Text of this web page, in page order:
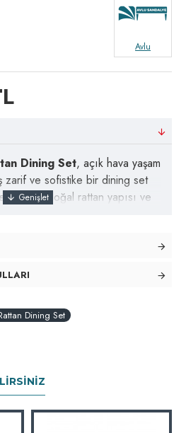
Avlu
Dining Set, açık hava yaşam
zarif ve sofistike bir dining set
örülmüş doğal rattan yapısı ve
dayanıklı rattan gövdesi
mekâna sıcak, rafine
Dining Set